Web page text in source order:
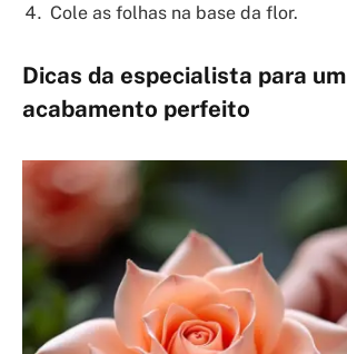
Cole as folhas na base da flor.
Dicas da especialista para um
acabamento perfeito